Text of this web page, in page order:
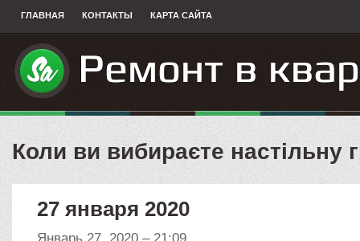
ГЛАВНАЯ КОНТАКТЫ КАРТА САЙТА
Коли ви вибираєте настільну
27 января 2020